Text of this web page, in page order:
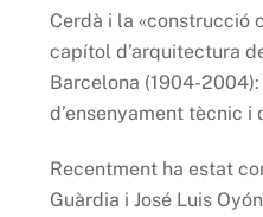
Cerdà i la «construcció
capítol d’arquitectura
Barcelona (1904-
d’ensenyament tècnic i
Recentment ha estat
Guàrdia i José Luis